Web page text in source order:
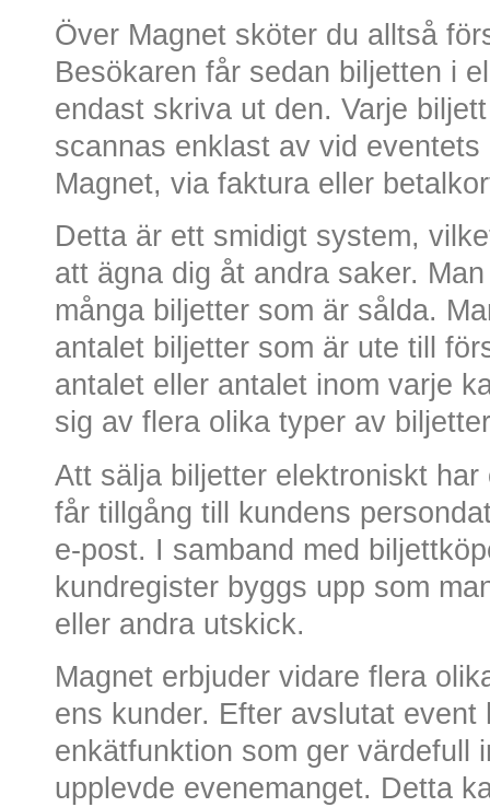
Över Magnet sköter du alltså
Besökaren får sedan biljetten i
endast skriva ut den. Varje
scannas enklast av vid
Magnet, via faktura eller
Detta är ett smidigt system,
att ägna dig åt andra saker.
många biljetter som är sålda.
antalet biljetter som är ute till
antalet eller antalet inom varje
sig av flera olika typer av
Att sälja biljetter elektroniskt
får tillgång till kundens
e-post. I samband med
kundregister byggs upp som
eller andra utskick.
Magnet erbjuder vidare flera
ens kunder. Efter avslutat event
enkätfunktion som ger värdefull
upplevde evenemanget. Detta